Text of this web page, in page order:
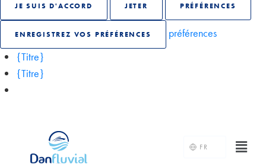
JE SUIS D'ACCORD JETER PRÉFÉRENCES
ENREGISTREZ VOS PRÉFÉRENCES
préférences
{Titre}
{Titre}
FR